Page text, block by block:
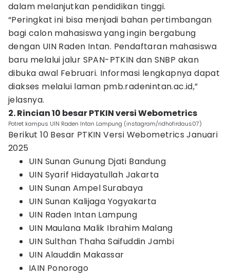
dalam melanjutkan pendidikan tinggi.
“Peringkat ini bisa menjadi bahan pertimbangan
bagi calon mahasiswa yang ingin bergabung
dengan UIN Raden Intan. Pendaftaran mahasiswa
baru melalui jalur SPAN-PTKIN dan SNBP akan
dibuka awal Februari. Informasi lengkapnya dapat
diakses melalui laman pmb.radenintan.ac.id,”
jelasnya.
2. Rincian 10 besar PTKIN versi Webometrics
Potret kampus UIN Raden Intan Lampung (instagram/ridhofirdaus07)
Berikut 10 Besar PTKIN Versi Webometrics Januari
2025
UIN Sunan Gunung Djati Bandung
UIN Syarif Hidayatullah Jakarta
UIN Sunan Ampel Surabaya
UIN Sunan Kalijaga Yogyakarta
UIN Raden Intan Lampung
UIN Maulana Malik Ibrahim Malang
UIN Sulthan Thaha Saifuddin Jambi
UIN Alauddin Makassar
IAIN Ponorogo